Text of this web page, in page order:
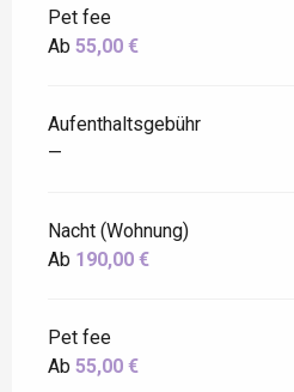
Pet fee
Ab 55,00 €
Aufenthaltsgebühr
—
Nacht (Wohnung)
Ab 190,00 €
Pet fee
Ab 55,00 €